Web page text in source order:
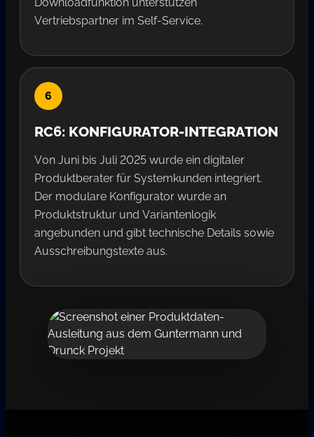
Vertriebspartner im Self-Service.
RC6: KONFIGURATOR-INTEGRATION
Von Juni bis Juli 2025 wurde ein digitaler
Produktberater für Systemkunden integriert.
Der modulare Konfigurator wurde an
Produktstruktur und Variantenlogik
angebunden und gibt technische Details sowie
Ausschreibungstexte aus.